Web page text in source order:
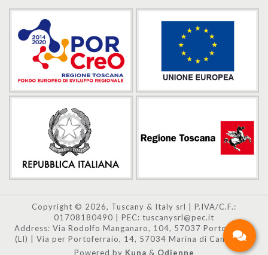
Copyright © 2026, Tuscany & Italy srl | P.IVA/C.F.:
01708180490 | PEC: tuscanysrl@pec.it
Address: Via Rodolfo Manganaro, 104, 57037 Portoferraio
(LI) | Via per Portoferraio, 14, 57034 Marina di Campo (LI)
Powered by Kuna & Odienne